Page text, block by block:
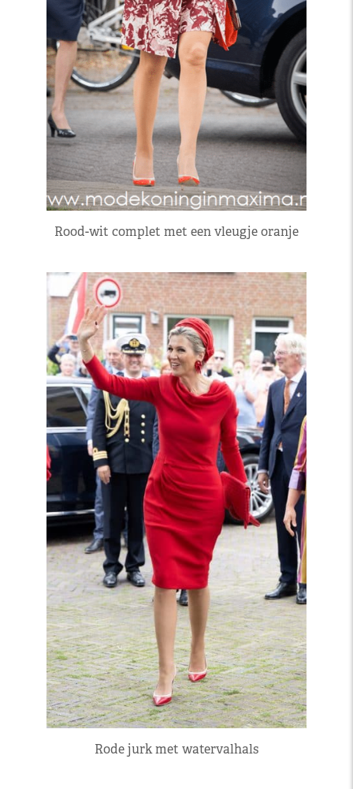
Rood-wit complet met een vleugje oranje
Rode jurk met watervalhals